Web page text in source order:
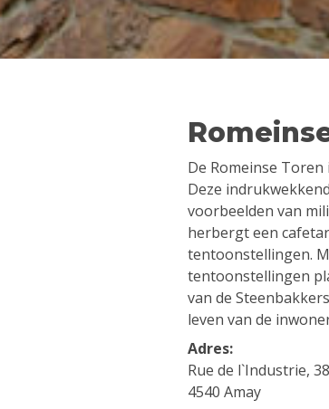
De Romeinse
Deze
voorbeelden van
herbergt een
tentoonstellingen.
tentoonstellingen
van de
leven van de
Adres:
Rue de l`Industrie, 38
4540 Amay